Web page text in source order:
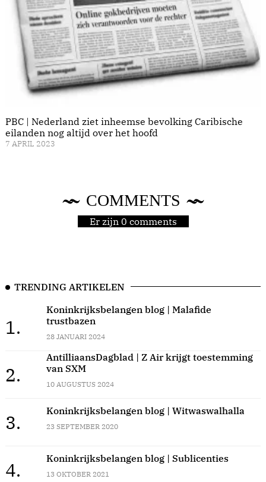
PBC | Nederland ziet inheemse bevolking Caribische
eilanden nog altijd over het hoofd
7 APRIL 2023
COMMENTS
Er zijn 0 comments
TRENDING ARTIKELEN
1.
Koninkrijksbelangen blog | Malafide
trustbazen
28 JANUARI 2024
2.
AntilliaansDagblad | Z Air krijgt toestemming
van SXM
10 AUGUSTUS 2024
3.
Koninkrijksbelangen blog | Witwaswalhalla
23 SEPTEMBER 2020
4.
Koninkrijksbelangen blog | Sublicenties
13 OKTOBER 2021